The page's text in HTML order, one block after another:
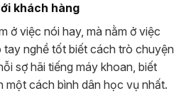
khách hàng
ở việc nói hay, mà nằm ở việc
tay nghề tốt biết cách trò chuyện
sợ hãi tiếng máy khoan, biết
một cách bình dân học vụ nhất.